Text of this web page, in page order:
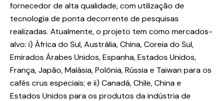
fornecedor de alta qualidade, com utilização de
tecnologia de ponta decorrente de pesquisas
realizadas. Atualmente, o projeto tem como mercados-
alvo: i) África do Sul, Austrália, China, Coreia do Sul,
Emirados Árabes Unidos, Espanha, Estados Unidos,
França, Japão, Malásia, Polônia, Rússia e Taiwan para os
cafés crus especiais; e ii) Canadá, Chile, China e
Estados Unidos para os produtos da indústria de